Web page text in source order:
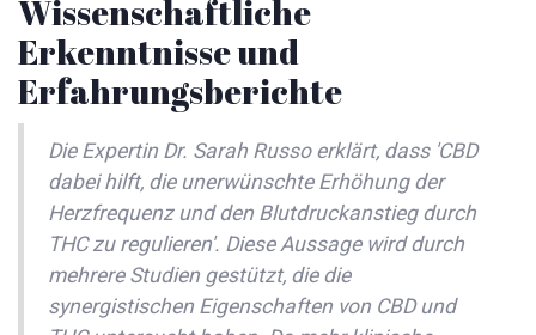
Wissenschaftliche
Erkenntnisse und
Erfahrungsberichte
Die Expertin Dr. Sarah Russo erklärt, dass 'CBD
dabei hilft, die unerwünschte Erhöhung der
Herzfrequenz und den Blutdruckanstieg durch
THC zu regulieren'. Diese Aussage wird durch
mehrere Studien gestützt, die die
synergistischen Eigenschaften von CBD und